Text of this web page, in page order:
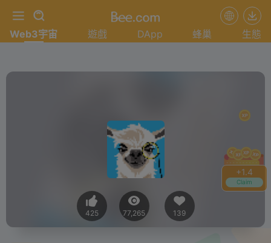
+1.4
Claim
Web3宇宙 遊戲 DApp 蜂巢 生態
425 77,265 139